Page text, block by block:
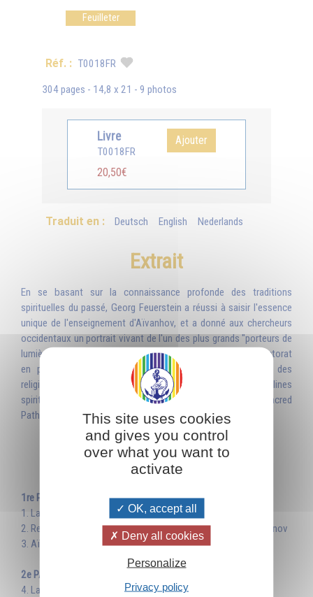
Feuilleter
Réf. : T0018FR
304 pages - 14,8 x 21 - 9 photos
Livre
T0018FR
20,50€
Ajouter
Traduit en : Deutsch English Nederlands
Extrait
En se basant sur la connaissance profonde des traditions
spirituelles du passé, Georg Feuerstein a réussi à saisir l'essence
unique de l'enseignement d'Aïvanhov, et a donné aux chercheurs
occidentaux un portrait vivant de l'un des plus grands "porteurs de
lumière" de notre époque. Georg Feuerstein, titulaire d'un doctorat
en philosophie, est un spécialiste de yoga, un historien des
religions, qui s'est depuis longtemps consacré aux disciplines
spirituelles. Il est l'auteur de plus de vingt volumes, dont Sacred
Paths, The Yoga Tradition, Living Yoga et Holy Madness.
Table des matières
1re PARTIE : L'INSTRUCTEUR
1. La jeunesse d'Omraam Mikhaël Aïvanhov
2. Rencontre avec son instructeur spirituel, le Maître Peter Deunov
3. Aïvanhov : visionnaire, instructeur et sauveur d'âmes
2e PARTIE : L'ENSEIGNEMENT
4. La philosophie et le mystère de la condition humaine
This site uses cookies
and gives you control
over what you want to
activate
OK, accept all
Deny all cookies
Personalize
Privacy policy